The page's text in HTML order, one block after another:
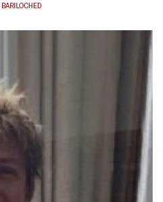
BARILOCHED